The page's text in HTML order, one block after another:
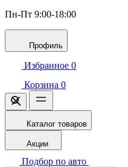
Пн-Пт 9:00-18:00
Профиль
Избранное 0
Корзина 0
Каталог товаров
Акции
Подбор по авто